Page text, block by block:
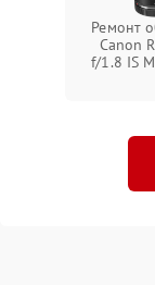
Ремонт
Canon
f/1.8 IS